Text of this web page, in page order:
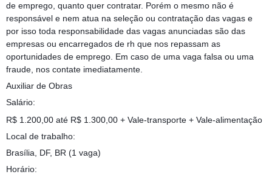
de emprego, quanto quer contratar. Porém o mesmo não é
responsável e nem atua na seleção ou contratação das vagas e
por isso toda responsabilidade das vagas anunciadas são das
empresas ou encarregados de rh que nos repassam as
oportunidades de emprego. Em caso de uma vaga falsa ou uma
fraude, nos contate imediatamente.
Auxiliar de Obras
Salário:
R$ 1.200,00 até R$ 1.300,00 + Vale-transporte + Vale-alimentação
Local de trabalho:
Brasília, DF, BR (1 vaga)
Horário: